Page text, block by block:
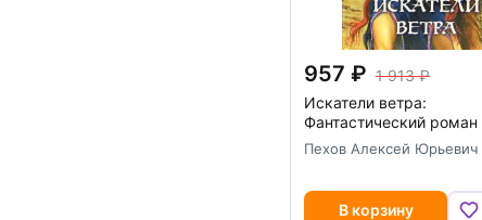
957
1 913
Искатели ветра:
Фантастический роман
Пехов Алексей Юрьевич
В корзину